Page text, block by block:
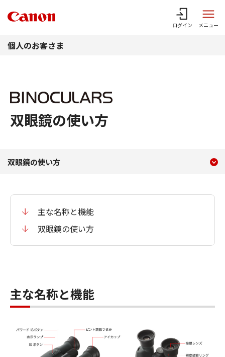
ログイン メニュー
個人のお客さま
双眼鏡の使い方
双眼鏡の使い方
主な名称と機能
双眼鏡の使い方
主な名称と機能